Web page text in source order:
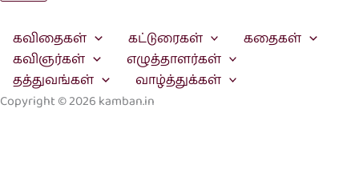
கவிதைகள் கட்டுரைகள்
கதைகள்
கவிஞர்கள்
எழுத்தாளர்கள்
தத்துவங்கள்
வாழ்த்துக்கள்
Copyright © 2026 kamban.in